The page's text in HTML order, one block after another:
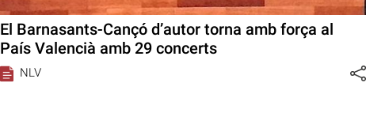
El Barnasants-Cançó d’autor torna amb força al
País Valencià amb 29 concerts
NLV